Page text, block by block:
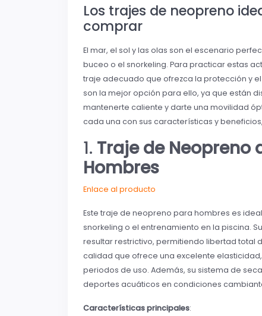
Los trajes de neopreno
comprar
El mar, el sol y las olas son el escenario
buceo o el snorkeling. Para practicar estas
traje adecuado que ofrezca la protección y
son la mejor opción para ello, ya que están
mantenerte caliente y darte una movilidad
cada una con sus características y
1. Traje de Neopreno
Hombres
Enlace al producto
Este traje de neopreno para hombres es
snorkeling o el entrenamiento en la piscina.
resultar restrictivo, permitiendo libertad total
calidad que ofrece una excelente
periodos de uso. Además, su sistema de
deportes acuáticos en condiciones
Características principales: